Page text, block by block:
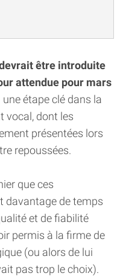
être introduite
attendue pour mars
étape clé dans la
vocal, dont les
présentées lors
repoussées.
que ces
davantage de temps
et de fiabilité
permis à la firme de
(ou alors de lui
pas trop le choix).